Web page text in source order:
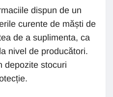
dispun de un
curente de măști de
de a suplimenta, ca
nivel de producători.
depozite stocuri